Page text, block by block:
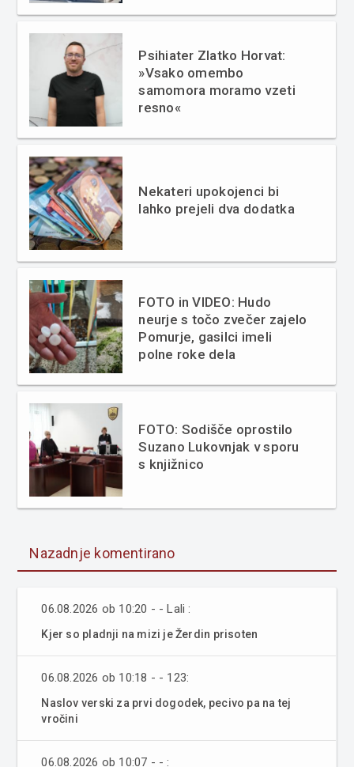
Psihiater Zlatko Horvat:
»Vsako omembo
samomora moramo vzeti
resno«
Nekateri upokojenci bi
lahko prejeli dva dodatka
FOTO in VIDEO: Hudo
neurje s točo zvečer zajelo
Pomurje, gasilci imeli
polne roke dela
FOTO: Sodišče oprostilo
Suzano Lukovnjak v sporu
s knjižnico
Nazadnje komentirano
06.08.2026 ob 10:20 - - Lali :
Kjer so pladnji na mizi je Žerdin prisoten
06.08.2026 ob 10:18 - - 123:
Naslov verski za prvi dogodek, pecivo pa na tej
vročini
06.08.2026 ob 10:07 - - :